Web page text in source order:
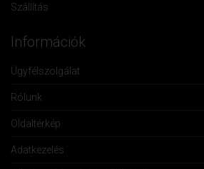
Szállítás
Információk
Ügyfélszolgálat
Rólunk
Oldaltérkép
Adatkezelés